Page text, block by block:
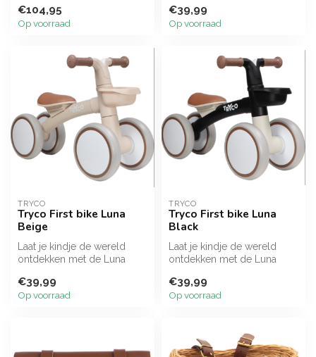
Gemaa...
€104,95
Op voorraad
loopfiet...
€39,99
Op voorraad
TRYCO
Tryco First bike Luna
Beige
Laat je kindje de wereld
ontdekken met de Luna
loopfiet...
€39,99
Op voorraad
TRYCO
Tryco First bike Luna
Black
Laat je kindje de wereld
ontdekken met de Luna
loopfiet...
€39,99
Op voorraad